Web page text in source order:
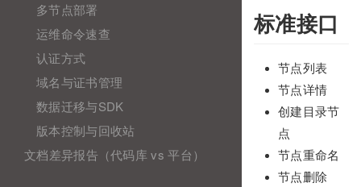
多节点部署
运维命令速查
认证方式
域名与证书管理
数据迁移与SDK
版本控制与回收站
文档差异报告（代码库 vs 平台）
标准接口
节点列表
节点详情
创建目录节
点
节点重命名
节点删除